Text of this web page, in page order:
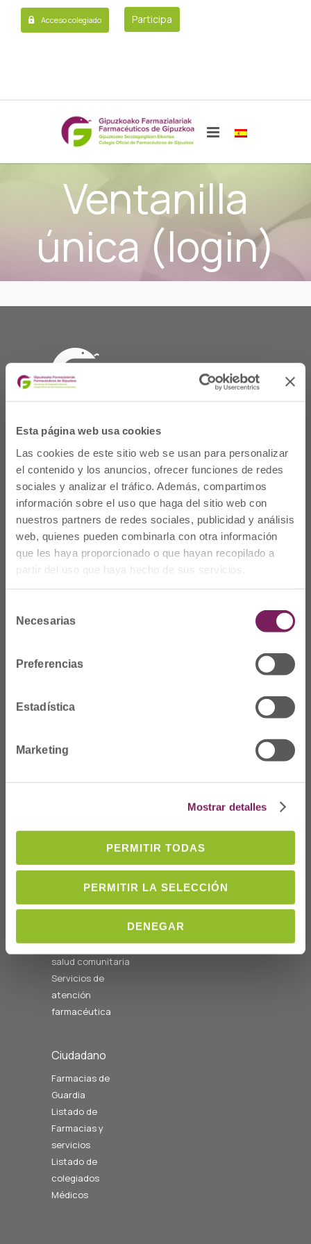
Esta página web usa cookies
Las cookies de este sitio web se usan para personalizar
el contenido y los anuncios, ofrecer funciones de redes
sociales y analizar el tráfico. Además, compartimos
información sobre el uso que haga del sitio web con
nuestros partners de redes sociales, publicidad y análisis
web, quienes pueden combinarla con otra información
que les haya proporcionado o que hayan recopilado a
partir del uso que haya hecho de sus servicios.
Necesarias
Preferencias
Estadística
Marketing
Mostrar detalles
PERMITIR TODAS
PERMITIR LA SELECCIÓN
DENEGAR
Acceso colegiado Participa
Ventanilla
única (login)
Dónde Estamos
C/Prim 2, 1
20006 Donostia/San
Sebastián
08:00 a 14:00
cofgipuzkoa@cofgipuzkoa.eus
Quiénes somos
Junta de Gobierno y
Personal del colegio
Ofertas de empleo
Formación
relacionados con la
salud comunitaria
Servicios de
atención
farmacéutica
Ciudadano
Farmacias de
Guardia
Listado de
Farmacias y
servicios
Listado de
colegiados
Médicos